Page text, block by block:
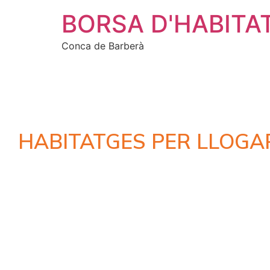
BORSA
Conca de Barberà
HABITATGES PER